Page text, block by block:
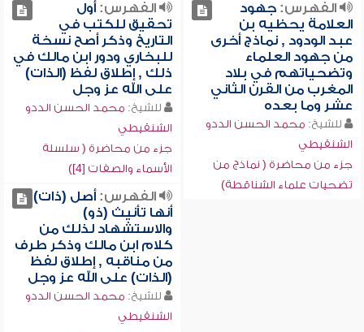
الفهرس:جهود
العلامة يحظيه بن
عبد الودود , نماذج أخرى
من جهود العلماء
وتضحياتهم في بلاد
المغرب من القرن الثاني
عشر وما بعده
للشيخ: محمد الحسن الددو
الشنقيطي
جزء من محاضرة ( نماذج من
تضحيات علماء الشناقطة)
الفهرس:أول
تحقيق للكتب في
التاريخ وذكر أصح نسخة
للبخاري ودور ابن مالك في
ذلك , إطلاق لفظ (الذات)
على الله عز وجل
للشيخ: محمد الحسن الددو
الشنقيطي
جزء من محاضرة ( سلسلة
الأسماء والصفات [4])
الفهرس:أصل (ذات)
أنها تأنيث (ذو)
والاستشهاد لذلك من
كلام ابن مالك وذكر طرف
من مناقبه , إطلاق لفظ
(الذات) على الله عز وجل
للشيخ: محمد الحسن الددو
الشنقيطي